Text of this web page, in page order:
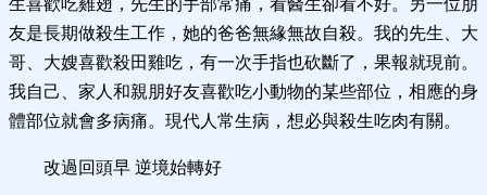
生喜歡吃雞翅，先生的手部常痛，看醫生卻看不好。另一位朋
友是長期做殺生工作，她的爸爸無緣無故自殺。我的先生、大
哥、大嫂喜歡殺田雞吃，有一次手指也砍斷了，果報就現前。
我自己、家人和親朋好友喜歡吃小動物的某些部位，相應的身
體部位就會多病痛。現代人常生病，想必與殺生吃肉有關。
改過回頭早 逆境始轉好